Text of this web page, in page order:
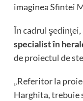
imaginea Sfintei
În cadrul şedinţei,
specialist în
de proiectul de
„Referitor la
Harghita, trebuie